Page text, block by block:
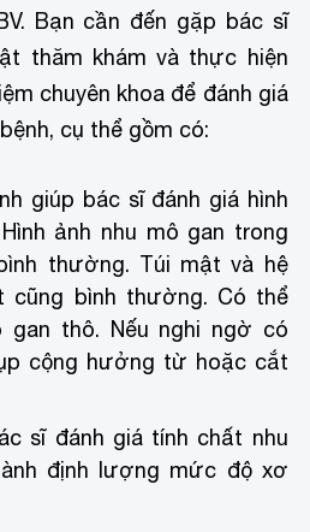
Bạn cần đến gặp bác sĩ
thăm khám và thực hiện
chuyên khoa để đánh giá
cụ thể gồm có:
giúp bác sĩ đánh giá hình
ảnh nhu mô gan trong
thường. Túi mật và hệ
cũng bình thường. Có thể
gan thô. Nếu nghi ngờ có
cộng hưởng từ hoặc cắt
sĩ đánh giá tính chất nhu
định lượng mức độ xơ